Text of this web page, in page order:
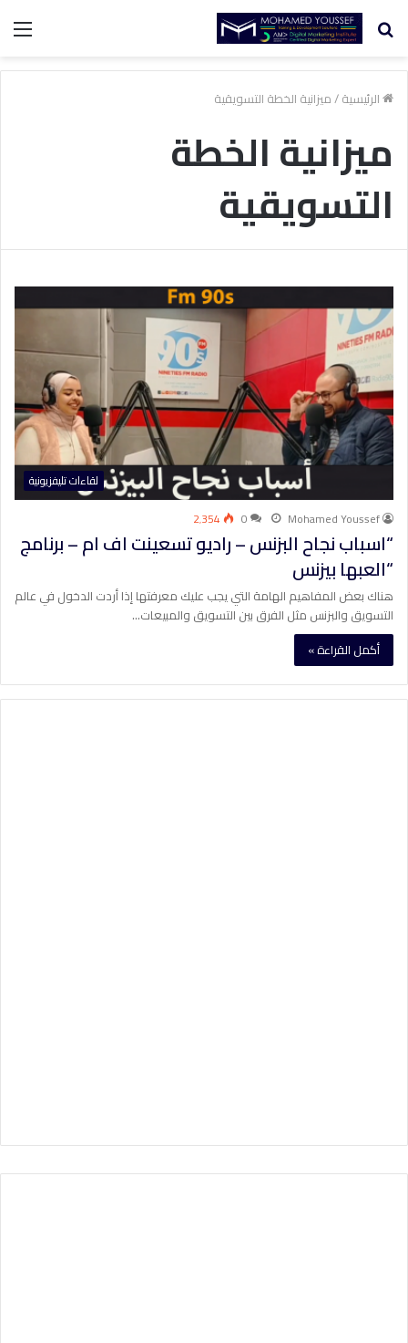
بحث
الرئيسية/ميزانية الخطة التسويقية
ميزانية الخطة
التسويقية
لقاءات تليفزيونية
Mohamed Youssef
0 2٬354
“اسباب نجاح البزنس – راديو تسعينت اف ام – برنامج
“العبها بيزنس
هناك بعض المفاهيم الهامة التي يجب عليك معرفتها إذا أردت الدخول في عالم
التسويق والبزنس مثل الفرق بين التسويق والمبيعات…
أكمل القراءة »